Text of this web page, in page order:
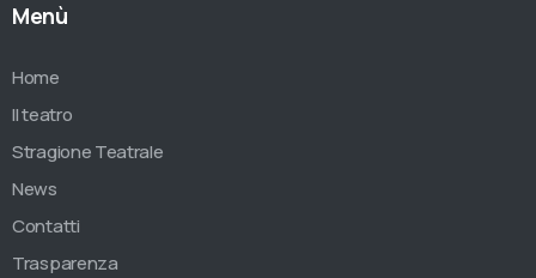
Menù
Home
Il teatro
Stragione Teatrale
News
Contatti
Trasparenza